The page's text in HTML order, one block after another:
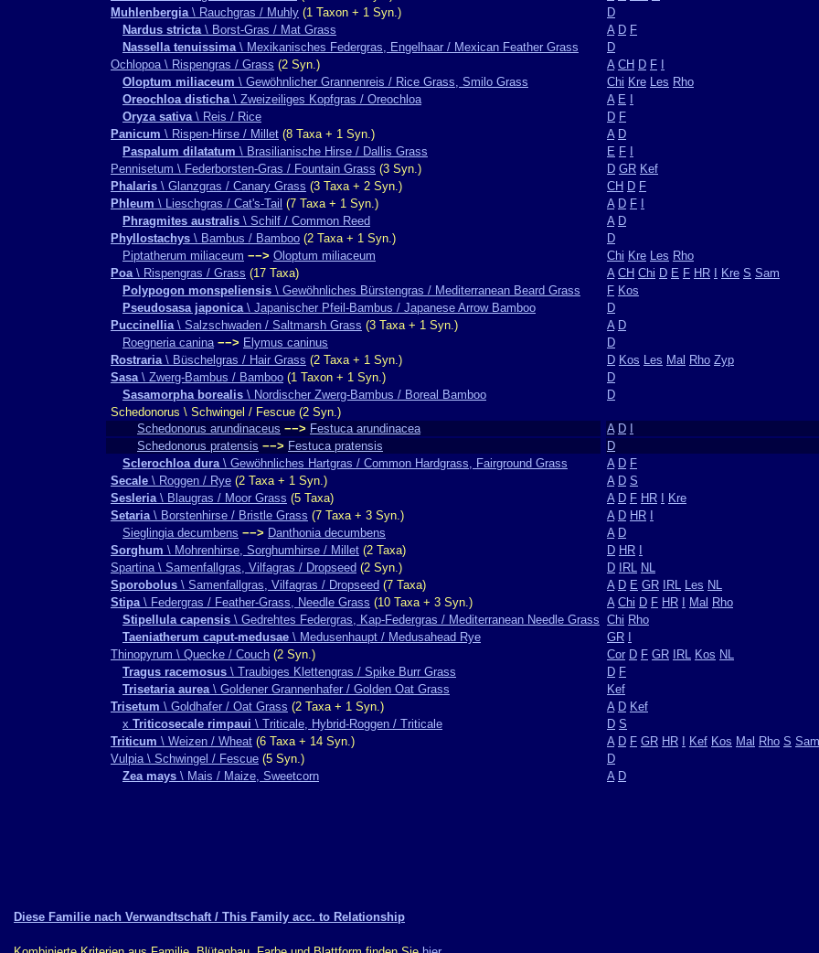
Muhlenbergia\ Rauchgras / Muhly (1 Taxon + 1 Syn.)
D
Nardus stricta\ Borst-Gras / Mat Grass A D F
Nassella tenuissima\ Mexikanisches Federgras, Engelhaar / Mexican Feather Grass
D
Ochlopoa \ Rispengras / Grass (2 Syn.) A CH D F
Oloptum miliaceum \ Gewöhnlicher Grannenreis / Rice Grass, Smilo Grass Chi Kre Les Rho
Oreochloa disticha\ Zweizeiliges Kopfgras / Oreochloa A E
Oryza sativa\ Reis / Rice D F
Panicum \ Rispen-Hirse / Millet (8 Taxa + 1 Syn.) A D
Paspalum dilatatum \ Brasilianische Hirse / Dallis Grass E F
Pennisetum \ Federborsten-Gras / Fountain Grass (3 Syn.) D GR Kef
Phalaris \ Glanzgras / Canary Grass (3 Taxa + 2 Syn.) CH D F
Phleum \ Lieschgras / Cat's-Tail (7 Taxa + 1 Syn.) A D F
Phragmites australis \ Schilf / Common Reed A D
Phyllostachys \ Bambus / Bamboo (2 Taxa + 1 Syn.)
D
Piptatherum miliaceum −−> Oloptum miliaceum Chi Kre Les Rho
Poa\ Rispengras / Grass (17 Taxa) A CH Chi D E F HR Kre S Sam
Polypogon monspeliensis \ Gewöhnliches Bürstengras / Mediterranean Beard Grass F Kos
Pseudosasa japonica\ Japanischer Pfeil-Bambus / Japanese Arrow Bamboo
D
Puccinellia\ Salzschwaden / Saltmarsh Grass (3 Taxa + 1 Syn.) A D
Roegneria canina −−> Elymus caninus
D
Rostraria\ Büschelgras / Hair Grass (2 Taxa + 1 Syn.) D Kos Les Mal Rho Zyp
Sasa\ Zwerg-Bambus / Bamboo (1 Taxon + 1 Syn.)
D
Sasamorpha borealis \ Nordischer Zwerg-Bambus / Boreal Bamboo
D
Schedonorus \ Schwingel / Fescue (2 Syn.)
Schedonorus arundinaceus −−> Festuca arundinacea A D
Schedonorus pratensis −−> Festuca pratensis
D
Sclerochloa dura\ Gewöhnliches Hartgras / Common Hardgrass, Fairground Grass A D F
Secale \ Roggen / Rye (2 Taxa + 1 Syn.) A D S
Sesleria\ Blaugras / Moor Grass (5 Taxa) A D F HR
Kre
Setaria\ Borstenhirse / Bristle Grass (7 Taxa + 3 Syn.) A D HR
Sieglingia decumbens −−> Danthonia decumbens A D
Sorghum \ Mohrenhirse, Sorghumhirse / Millet (2 Taxa) D HR
Spartina \ Samenfallgras, Vilfagras / Dropseed (2 Syn.) D IRL NL
Sporobolus \ Samenfallgras, Vilfagras / Dropseed (7 Taxa) A D E GR IRL Les NL
Stipa\ Federgras / Feather-Grass, Needle Grass (10 Taxa + 3 Syn.) A Chi D F HR Mal Rho
Stipellula capensis \ Gedrehtes Federgras, Kap-Federgras / Mediterranean Needle Grass Chi Rho
Taeniatherum caput-medusae \ Medusenhaupt / Medusahead Rye GR
Thinopyrum \ Quecke / Couch (2 Syn.) Cor D F GR IRL Kos NL
Tragus racemosus \ Traubiges Klettengras / Spike Burr Grass D F
Trisetaria aurea\ Goldener Grannenhafer / Golden Oat Grass
Kef
Trisetum \ Goldhafer / Oat Grass (2 Taxa + 1 Syn.) A D Kef
x Triticosecale rimpaui \ Triticale, Hybrid-Roggen / Triticale D S
Triticum \ Weizen / Wheat (6 Taxa + 14 Syn.) A D F GR HR Kef Kos Mal Rho S Sam
Vulpia \ Schwingel / Fescue (5 Syn.)
D
Zea mays \ Mais / Maize, Sweetcorn A D
Diese Familie nach Verwandtschaft / This Family acc. to Relationship